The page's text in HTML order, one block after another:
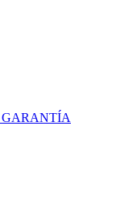
GARANTÍA